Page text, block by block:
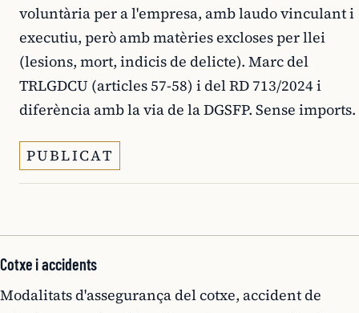
voluntària per a l'empresa, amb laudo vinculant i
executiu, però amb matèries excloses per llei
(lesions, mort, indicis de delicte). Marc del
TRLGDCU (articles 57-58) i del RD 713/2024 i
diferència amb la via de la DGSFP. Sense imports.
PUBLICAT
Cotxe i accidents
Modalitats d'assegurança del cotxe, accident de